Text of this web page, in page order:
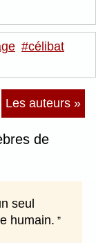
#célibat
Les auteurs »
de
seul
humain.